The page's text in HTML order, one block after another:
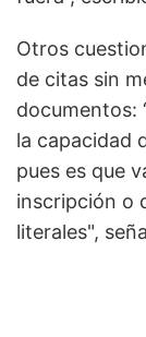
Otros
de citas sin
documentos:
la capacidad
pues es que
inscripción o
literales",